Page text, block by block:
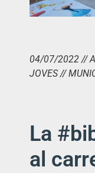
04/07/2022 //
JOVES //
La
al